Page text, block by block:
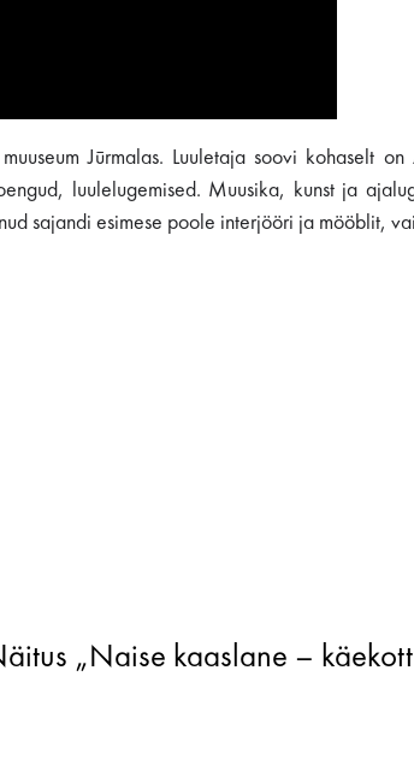
Jūrmalas. Luuletaja soovi kohaselt
luulelugemised. Muusika, kunst ja
sajandi esimese poole interjööri ja
„Naise kaaslane –